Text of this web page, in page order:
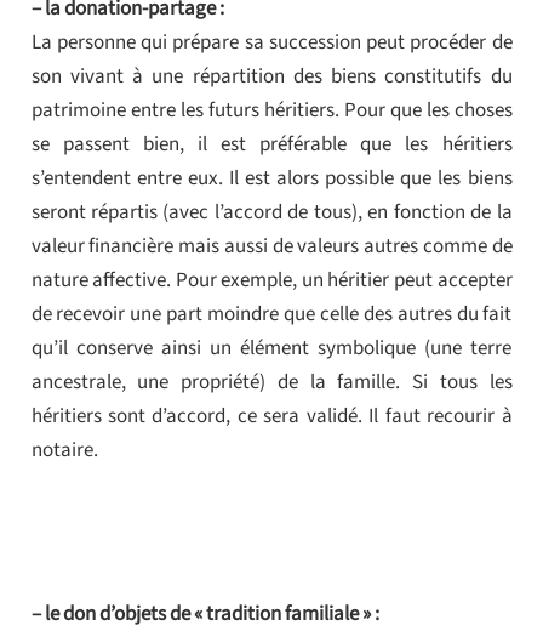
– la donation-partage :
La personne qui prépare sa succession peut procéder de
son vivant à une répartition des biens constitutifs du
patrimoine entre les futurs héritiers. Pour que les choses
se passent bien, il est préférable que les héritiers
s’entendent entre eux. Il est alors possible que les biens
seront répartis (avec l’accord de tous), en fonction de la
valeur financière mais aussi de valeurs autres comme de
nature affective. Pour exemple, un héritier peut accepter
de recevoir une part moindre que celle des autres du fait
qu’il conserve ainsi un élément symbolique (une terre
ancestrale, une propriété) de la famille. Si tous les
héritiers sont d’accord, ce sera validé. Il faut recourir à
notaire.
– le don d’objets de « tradition familiale » :